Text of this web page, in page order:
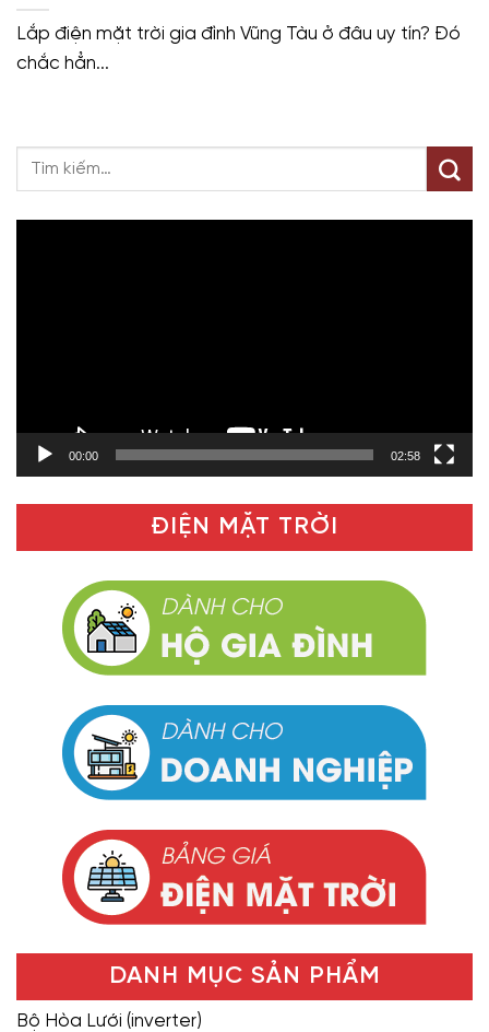
Lắp điện mặt trời gia đình Vũng Tàu ở đâu uy tín? Đó
chắc hẳn...
00:00 02:58
ĐIỆN MẶT TRỜI
DANH MỤC SẢN PHẨM
Bộ Hòa Lưới (inverter)